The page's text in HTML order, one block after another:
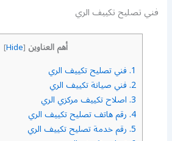
فني تصليح تكييف الري
أهم العناوين [
Hide
]
1. فني تصليح تكييف الري
2. فني صيانة تكييف الري
3. اصلاح تكييف مركزي الري
4. رقم هاتف تصليح تكييف الري
5. رقم خدمة تصليح تكييف الري